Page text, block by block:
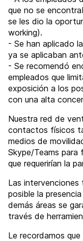
que no se
se les dio la
working).
- Se han aplicado
ya se aplicaban
- Se recomendó
empleados que
exposición a los
con una alta
Nuestra red de
contactos físicos
medios de
Skype/Teams para
que requerirían la
Las
posible la
demás áreas se
través de
Le recordamos